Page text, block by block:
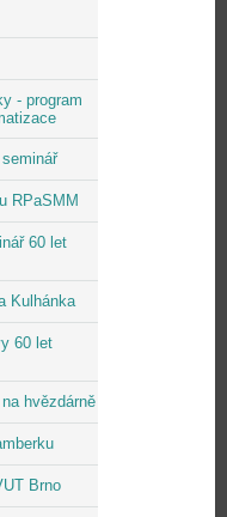
- program
RPaSMM
60 let
Kulhánka
60 let
hvězdárně
Brno